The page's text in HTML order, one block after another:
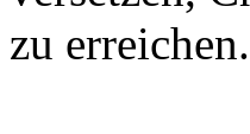
zu erreichen.